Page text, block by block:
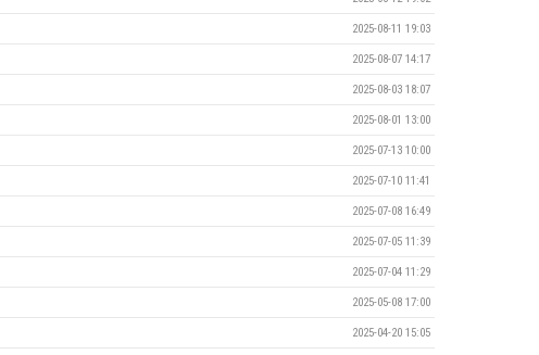
2025-08-11 19:03
2025-08-07 14:17
2025-08-03 18:07
2025-08-01 13:00
2025-07-13 10:00
2025-07-10 11:41
2025-07-08 16:49
2025-07-05 11:39
2025-07-04 11:29
2025-05-08 17:00
2025-04-20 15:05